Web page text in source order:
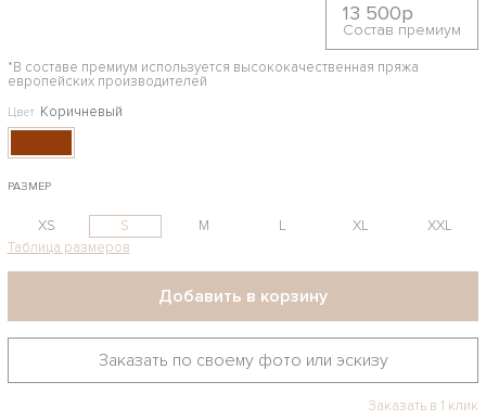
13 500р
Состав премиум
*В составе премиум используется высококачественная пряжа
европейских производителей
Цвет Коричневый
РАЗМЕР
XS S M L XL
XXL
Таблица размеров
Добавить в корзину
Заказать по своему фото или эскизу
Заказать в 1 клик